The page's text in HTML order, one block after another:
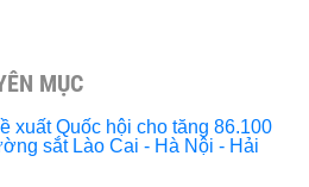
MỤC